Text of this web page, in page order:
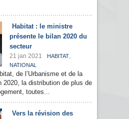
Habitat : le ministre
présente le bilan 2020 du
secteur
21 jan 2021 HABITAT,
NATIONAL
de l’Urbanisme et de la
2020, la distribution de plus de
toutes...
Vers la révision des